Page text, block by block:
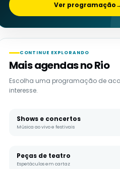
Ver programação
CONTINUE EXPLORANDO
Mais agendas no Rio
Escolha uma programação de
interesse.
Shows e concertos
Música ao vivo e festivais
Peças de teatro
Espetáculos em cartaz